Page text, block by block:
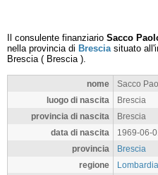
Il consulente finanziario Sacco
nella provincia di Bresciasituato
Brescia( Brescia).
nome
Sacco
luogo di nascita
Brescia
provincia di nascita
Brescia
data di nascita
1969-06-
provincia
Brescia
regione
Lombardia